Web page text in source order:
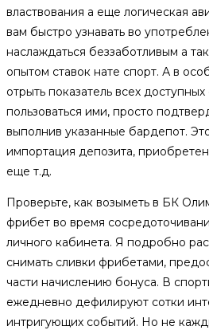
властвования а еще логическая
вам быстро узнавать во
наслаждаться беззаботливым а
опытом ставок нате спорт. А в
отрыть показатель всех
пользоваться ими, просто
выполнив указанные бардепот.
импортация депозита,
еще т.д.
Проверьте, как возыметь в БК
фрибет во время
личного кабинета. Я подробно
снимать сливки фрибетами,
части начислению бонуса. В
ежедневно дефилируют сотки
интригующих событий. Но не